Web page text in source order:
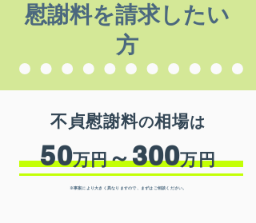
慰謝料を請求したい
方
不貞慰謝料の相場は
50万円～300万円
※事案により大きく異なりますので、まずはご相談ください